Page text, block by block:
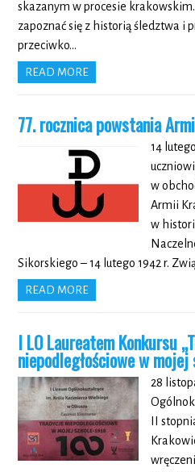
skazanym w procesie
zapoznać się z historią śledztwa i
przeciwko…
READ MORE
77. rocznica powstania
14
w
Armii
w
Sikorskiego – 14 lutego 1942 r.
READ MORE
I LO Laureatem Konkursu
niepodległościowe w
28
II